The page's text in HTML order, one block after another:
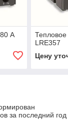
A
LRE357
Цену
за последний год